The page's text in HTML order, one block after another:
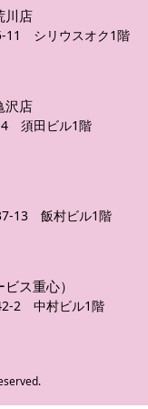
店
11 シリウスオク1階
店
4 須田ビル1階
13 飯村ビル1階
ス重心）
2 中村ビル1階